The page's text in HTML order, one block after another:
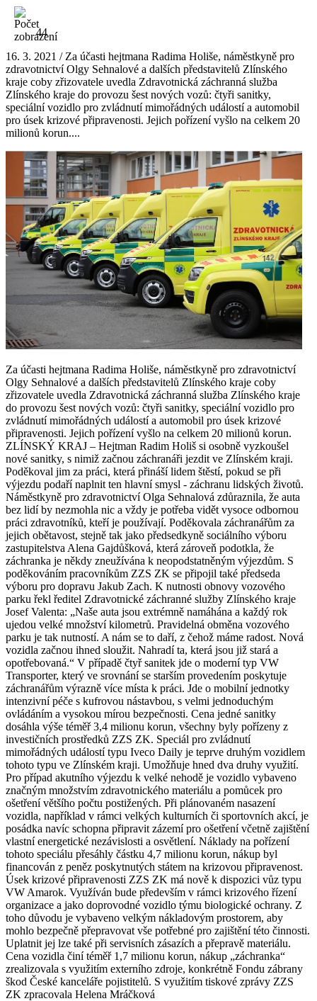
44
16. 3. 2021 / Za účasti hejtmana Radima Holiše, náměstkyně pro
zdravotnictví Olgy Sehnalové a dalších představitelů Zlínského
kraje coby zřizovatele uvedla Zdravotnická záchranná služba
Zlínského kraje do provozu šest nových vozů: čtyři sanitky,
speciální vozidlo pro zvládnutí mimořádných událostí a automobil
pro úsek krizové připravenosti. Jejich pořízení vyšlo na celkem 20
milionů korun....
Za účasti hejtmana Radima Holiše, náměstkyně pro zdravotnictví
Olgy Sehnalové a dalších představitelů Zlínského kraje coby
zřizovatele uvedla Zdravotnická záchranná služba Zlínského kraje
do provozu šest nových vozů: čtyři sanitky, speciální vozidlo pro
zvládnutí mimořádných událostí a automobil pro úsek krizové
připravenosti. Jejich pořízení vyšlo na celkem 20 milionů korun.
ZLÍNSKÝ KRAJ – Hejtman Radim Holiš si osobně vyzkoušel
nové sanitky, s nimiž začnou záchranáři jezdit ve Zlínském kraji.
Poděkoval jim za práci, která přináší lidem štěstí, pokud se při
výjezdu podaří naplnit ten hlavní smysl - záchranu lidských životů.
Náměstkyně pro zdravotnictví Olga Sehnalová zdůraznila, že auta
bez lidí by nezmohla nic a vždy je potřeba vidět vysoce odbornou
práci zdravotníků, kteří je používají. Poděkovala záchranářům za
jejich obětavost, stejně tak jako předsedkyně sociálního výboru
zastupitelstva Alena Gajdůšková, která zároveň podotkla, že
záchranka je někdy zneužívána k neopodstatněným výjezdům. S
poděkováním pracovníkům ZZS ZK se připojil také předseda
výboru pro dopravu Jakub Zach. K nutnosti obnovy vozového
parku řekl ředitel Zdravotnické záchranné služby Zlínského kraje
Josef Valenta: „Naše auta jsou extrémně namáhána a každý rok
ujedou velké množství kilometrů. Pravidelná obměna vozového
parku je tak nutností. A nám se to daří, z čehož máme radost. Nová
vozidla začnou ihned sloužit. Nahradí ta, která jsou již stará a
opotřebovaná.“ V případě čtyř sanitek jde o moderní typ VW
Transporter, který ve srovnání se starším provedením poskytuje
záchranářům výrazně více místa k práci. Jde o mobilní jednotky
intenzivní péče s kufrovou nástavbou, s velmi jednoduchým
ovládáním a vysokou mírou bezpečnosti. Cena jedné sanitky
dosáhla výše téměř 3,4 milionu korun, všechny byly pořízeny z
investičních prostředků ZZS ZK. Speciál pro zvládnutí
mimořádných událostí typu Iveco Daily je teprve druhým vozidlem
tohoto typu ve Zlínském kraji. Umožňuje hned dva druhy využití.
Pro případ akutního výjezdu k velké nehodě je vozidlo vybaveno
značným množstvím zdravotnického materiálu a pomůcek pro
ošetření většího počtu postižených. Při plánovaném nasazení
vozidla, například v rámci velkých kulturních či sportovních akcí, je
posádka navíc schopna připravit zázemí pro ošetření včetně zajištění
vlastní energetické nezávislosti a osvětlení. Náklady na pořízení
tohoto speciálu přesáhly částku 4,7 milionu korun, nákup byl
financován z peněz poskytnutých státem na krizovou připravenost.
Úsek krizové připravenosti ZZS ZK má nově k dispozici vůz typu
VW Amarok. Využíván bude především v rámci krizového řízení
organizace a jako doprovodné vozidlo týmu biologické ochrany. Z
toho důvodu je vybaveno velkým nákladovým prostorem, aby
mohlo bezpečně přepravovat vše potřebné pro zajištění této činnosti.
Uplatnit jej lze také při servisních zásazích a přepravě materiálu.
Cena vozidla činí téměř 1,7 milionu korun, nákup „záchranka“
zrealizovala s využitím externího zdroje, konkrétně Fondu zábrany
škod České kanceláře pojistitelů. S využitím tiskové zprávy ZZS
ZK zpracovala Helena Mráčková